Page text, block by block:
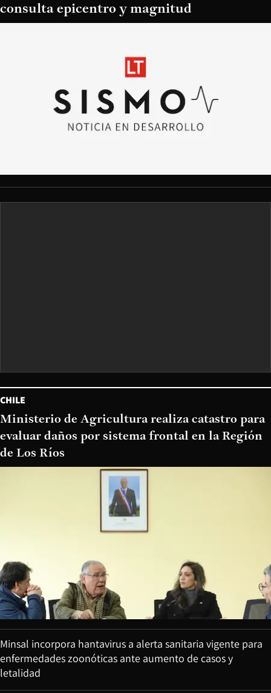
consulta epicentro y magnitud
CHILE
Ministerio de Agricultura realiza catastro para
evaluar daños por sistema frontal en la Región
de Los Ríos
Minsal incorpora hantavirus a alerta sanitaria vigente para
enfermedades zoonóticas ante aumento de casos y
letalidad